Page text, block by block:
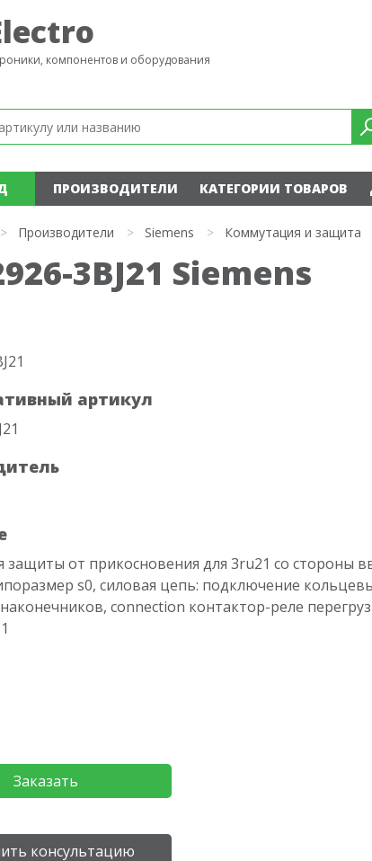
компонентов и оборудования
ПРОИЗВОДИТЕЛИ КАТЕГОРИИ ТОВАРОВ
> Производители > Siemens > Коммутация и защита
3BJ21 Siemens
артикул
защиты от прикосновения для 3ru21 со стороны
s0, силовая цепь: подключение
connection контактор-реле
Заказать
консультацию